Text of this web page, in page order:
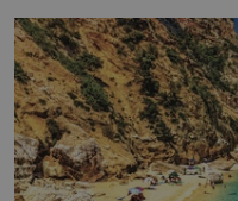
ducha zdědí bratři
1835), který má malý